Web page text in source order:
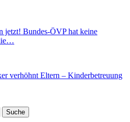
jetzt! Bundes-ÖVP hat keine
verhöhnt Eltern – Kinderbetreuung